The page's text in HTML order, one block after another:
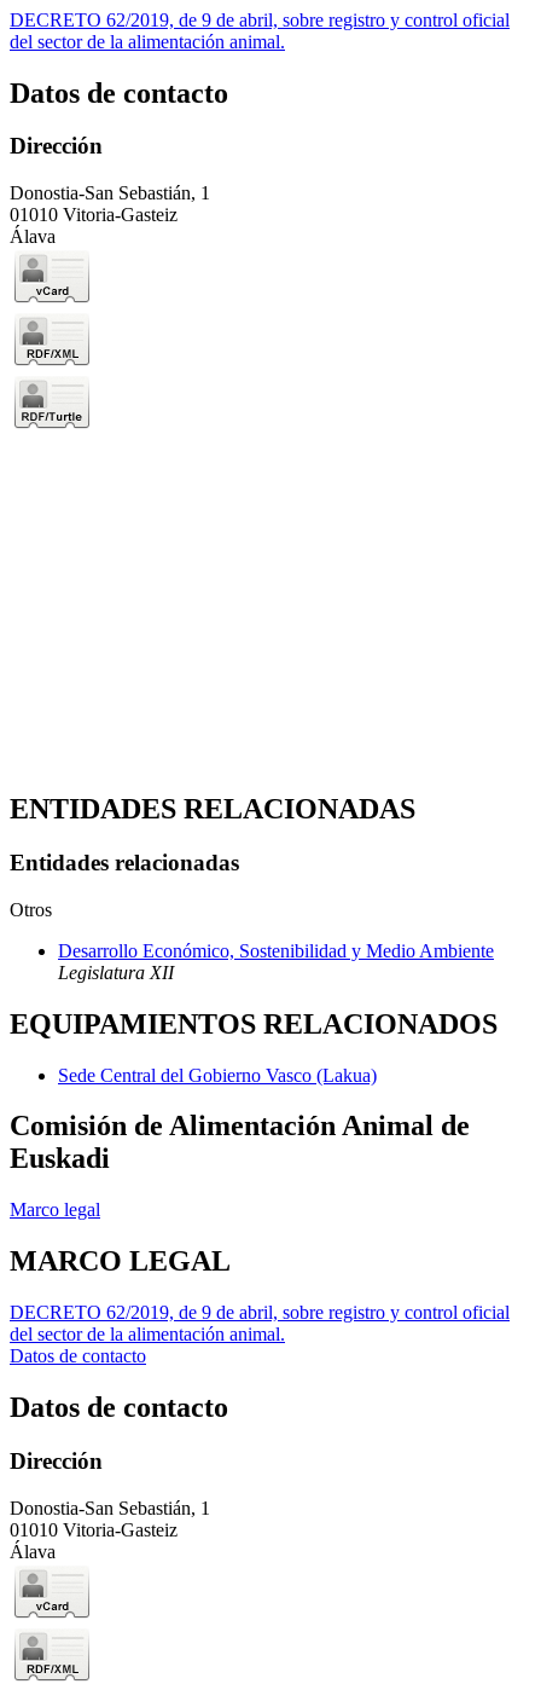
DECRETO 62/2019, de 9 de abril, sobre registro y control oficial
del sector de la alimentación animal.
Datos de contacto
Dirección
Donostia-San Sebastián, 1
01010 Vitoria-Gasteiz
Álava
ENTIDADES RELACIONADAS
Entidades relacionadas
Otros
Desarrollo Económico, Sostenibilidad y Medio Ambiente
Legislatura XII
EQUIPAMIENTOS RELACIONADOS
Sede Central del Gobierno Vasco (Lakua)
Comisión de Alimentación Animal de
Euskadi
Marco legal
MARCO LEGAL
DECRETO 62/2019, de 9 de abril, sobre registro y control oficial
del sector de la alimentación animal.
Datos de contacto
Datos de contacto
Dirección
Donostia-San Sebastián, 1
01010 Vitoria-Gasteiz
Álava